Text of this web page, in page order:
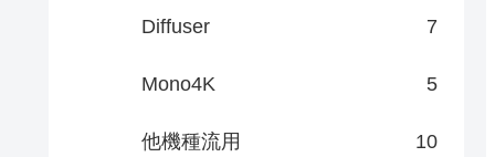
Diffuser 7
Mono4K 5
他機種流用 10